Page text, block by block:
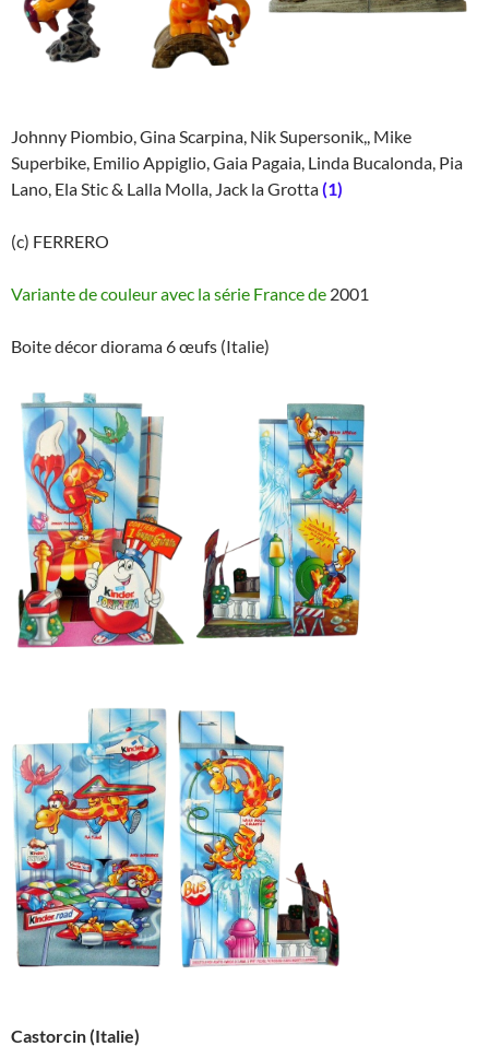
Johnny Piombio, Gina Scarpina, Nik Supersonik,, Mike
Superbike, Emilio Appiglio, Gaia Pagaia, Linda Bucalonda, Pia
Lano, Ela Stic & Lalla Molla, Jack la Grotta(1)
(c) FERRERO
Variante de couleur avec la série France de 2001
Boite décor diorama 6 œufs (Italie)
Castorcin (Italie)